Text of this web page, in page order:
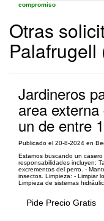
compromiso
Otras
Palafrugell
Jardineros
area
un de entre
Publicado el 20-8-2024 en
Estamos buscando un
responsabilidades incluyen:
excrementos del perro. -
insectos. Limpieza: - Limpiar
Limpieza de sistemas
Pide Precio Gratis